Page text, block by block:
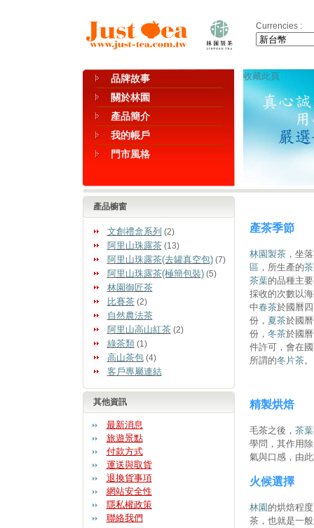
Currencies :
品牌故事
關於林園
產品簡介
我的帳戶
門市風格
收藏此頁
產品櫥窗
文創禮盒系列 (2)
阿里山珠露茶(13)
阿里山珠露茶(去罐真空包)(7)
阿里山珠露茶(極簡包裝)(5)
林園御匠茶
比賽茶(2)
自然農法茶
阿里山高山紅茶(2)
綠茶類 (1)
高山茶包(4)
客戶專屬連結
其他資訊
最新消息
旅遊景點
付款方式
運送與取貨
退換貨事項
網站安全性
隱私權政策
聯絡我們
產茶季節
林園製茶，坐
區 ，所生產的
茶葉的品種主
採收的次數以
中春茶於國曆
份， 夏茶於國
份， 冬茶於國
件許可，會在
所謂的冬片茶。
精製烘焙
毛茶之後， 茶葉
學問，其作用
氣與口感，由
火候選擇
林園 的烘焙程
茶，也就是一